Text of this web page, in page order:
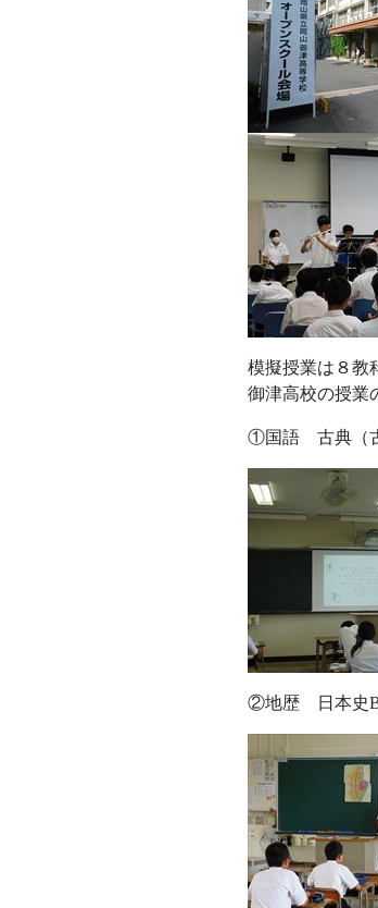
模擬授業は８教
御津高校の授業
①国語 古典（古
②地歴 日本史B